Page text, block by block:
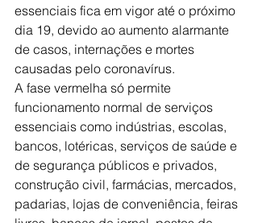
essenciais fica em vigor até o próximo
dia 19, devido ao aumento alarmante
de casos, internações e mortes
causadas pelo coronavírus.
A fase vermelha só permite
funcionamento normal de serviços
essenciais como indústrias, escolas,
bancos, lotéricas, serviços de saúde e
de segurança públicos e privados,
construção civil, farmácias, mercados,
padarias, lojas de conveniência, feiras